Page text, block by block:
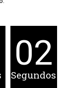
02
Segundos